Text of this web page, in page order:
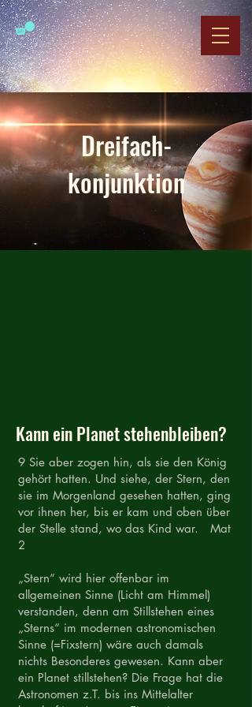
Dreifach-
konjunktion
Kann ein Planet stehenbleiben?
9 Sie aber zogen hin, als sie den König
gehört hatten. Und siehe, der Stern, den
sie im Morgenland gesehen hatten, ging
vor ihnen her, bis er kam und oben über
der Stelle stand, wo das Kind war. Mat
2
„Stern“ wird hier offenbar im
allgemeinen Sinne (Licht am Himmel)
verstanden, denn am Stillstehen eines
„Sterns“ im modernen astronomischen
Sinne (=Fixstern) wäre auch damals
nichts Besonderes gewesen. Kann aber
ein Planet stillstehen? Die Frage hat die
Astronomen z.T. bis ins Mittelalter